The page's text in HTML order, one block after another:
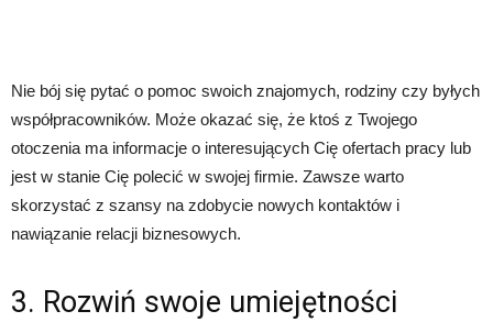
Nie bój się pytać o pomoc swoich znajomych, rodziny czy byłych
współpracowników. Może okazać się, że ktoś z Twojego
otoczenia ma informacje o interesujących Cię ofertach pracy lub
jest w stanie Cię polecić w swojej firmie. Zawsze warto
skorzystać z szansy na zdobycie nowych kontaktów i
nawiązanie relacji biznesowych.
3. Rozwiń swoje umiejętności